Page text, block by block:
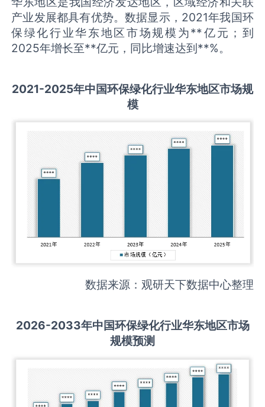
产业发展都具有优势。数据显示，2021年我国环
保绿化行业华东地区市场规模为**亿元；到
2025年增长至**亿元，同比增速达到**%。
2021-2025年中国环保绿化行业华东地区市场规
模
数据来源：观研天下数据中心整理
2026-2033年中国环保绿化行业华东地区市场
规模预测